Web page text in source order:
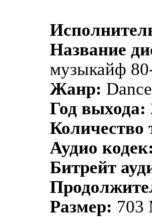
Название
музыкайф
Жанр:
Год выхода:
Количество
Аудио
Битрейт
Размер: 703